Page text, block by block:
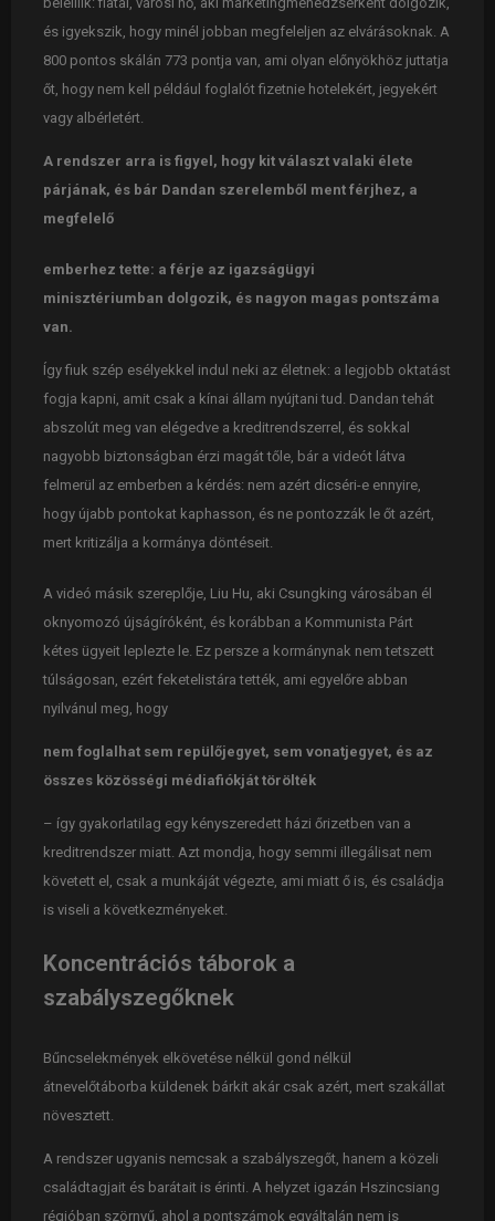
és igyekszik, hogy minél jobban megfeleljen az elvárásoknak. A
800 pontos skálán 773 pontja van, ami olyan előnyökhöz juttatja
őt, hogy nem kell például foglalót fizetnie hotelekért, jegyekért
vagy albérletért.
A rendszer arra is figyel, hogy kit választ valaki élete
párjának, és bár Dandan szerelemből ment férjhez, a
megfelelő
emberhez tette: a férje az igazságügyi
minisztériumban dolgozik, és nagyon magas pontszáma
van.
Így fiuk szép esélyekkel indul neki az életnek: a legjobb oktatást
fogja kapni, amit csak a kínai állam nyújtani tud. Dandan tehát
abszolút meg van elégedve a kreditrendszerrel, és sokkal
nagyobb biztonságban érzi magát tőle, bár a videót látva
felmerül az emberben a kérdés: nem azért dicséri-e ennyire,
hogy újabb pontokat kaphasson, és ne pontozzák le őt azért,
mert kritizálja a kormánya döntéseit.
A videó másik szereplője, Liu Hu, aki Csungking városában él
oknyomozó újságíróként, és korábban a Kommunista Párt
kétes ügyeit leplezte le. Ez persze a kormánynak nem tetszett
túlságosan, ezért feketelistára tették, ami egyelőre abban
nyilvánul meg, hogy
nem foglalhat sem repülőjegyet, sem vonatjegyet, és az
összes közösségi médiafiókját törölték
– így gyakorlatilag egy kényszeredett házi őrizetben van a
kreditrendszer miatt. Azt mondja, hogy semmi illegálisat nem
követett el, csak a munkáját végezte, ami miatt ő is, és családja
is viseli a következményeket.
Koncentrációs táborok a
szabályszegőknek
Bűncselekmények elkövetése nélkül gond nélkül
átnevelőtáborba küldenek bárkit akár csak azért, mert szakállat
növesztett.
A rendszer ugyanis nemcsak a szabályszegőt, hanem a közeli
családtagjait és barátait is érinti. A helyzet igazán Hszincsiang
régióban szörnyű, ahol a pontszámok egyáltalán nem is